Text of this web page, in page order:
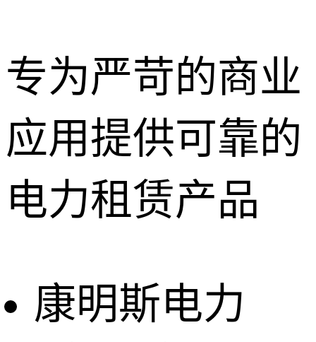
专为严苛的商业
应用提供可靠的
电力租赁产品
康明斯电力
深圳租赁服
惠州租赁服
务
东莞租赁服